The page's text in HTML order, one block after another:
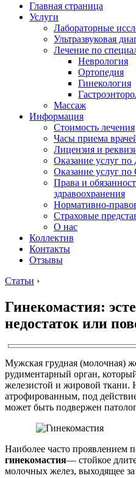
Главная страница
Услуги
Лабораторные
Ультразвуковая
Лечение по
Неврология
Ортопедия
Гинекология
Массаж
Информация
Стоимость лечения
Часы приема
Лицензия и
Оказание услуг
Оказание услуг
Права и
здравоохранения
Нормативно-
Страховые
О нас
Коллектив
Контакты
Отзывы
Статьи ›
Гинекомастия:
недостаток или
Мужская грудная (молочная)
рудиментарный орган,
железистой и жировой ткани.
атрофированным, под
может быть подвержен
Наиболее часто проявлением
гинекомастия— стойкое
молочных желез, выходящее